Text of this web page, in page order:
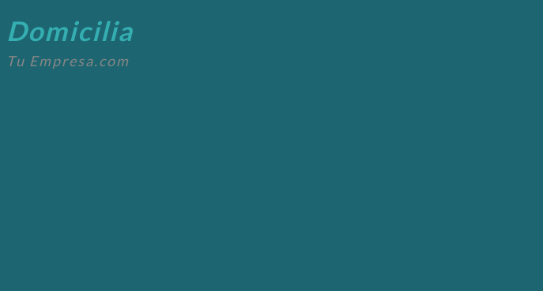
Domicilia
Tu Empresa.com